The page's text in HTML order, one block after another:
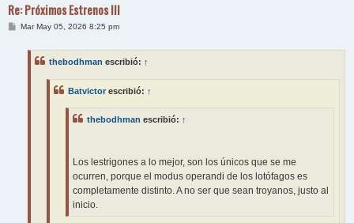
Re: Próximos Estrenos III
MMar May 05, 2026 8:25 pm
thebodhman escribió: ↑
Batvictorescribió: ↑
thebodhman escribió: ↑
Los lestrigones a lo mejor, son los únicos que se me
ocurren, porque el modus operandi de los lotófagos es
completamente distinto. A no ser que sean troyanos, justo al
inicio.